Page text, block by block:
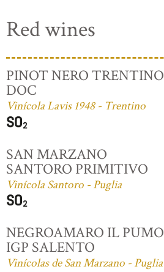
Red wines
PINOT NERO TRENTINO
DOC
Vinícola Lavis 1948 - Trentino
SAN MARZANO
SANTORO PRIMITIVO
Vinícola Santoro - Puglia
NEGROAMARO IL PUMO
IGP SALENTO
Vinícolas de San Marzano - Puglia